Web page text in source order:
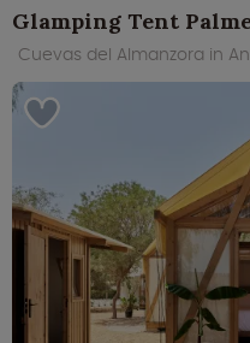
Glamping Tent
Cuevas del Almanzora in